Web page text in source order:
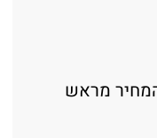
מראש